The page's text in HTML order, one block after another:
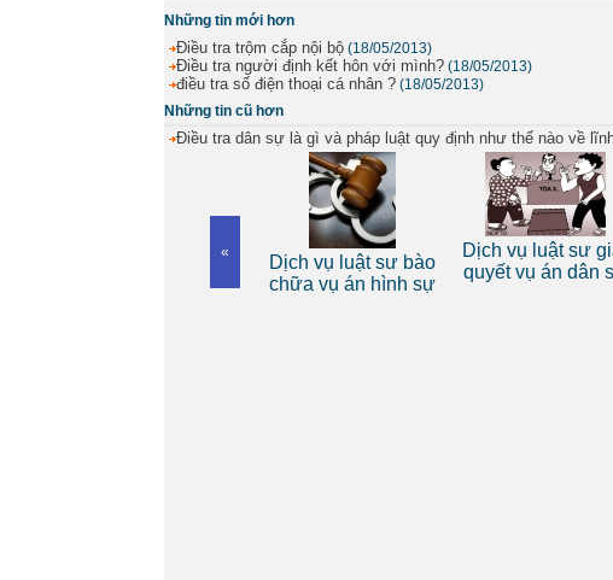
Những tin mới hơn
Điều tra trộm cắp nội bộ (18/05/2013)
Điều tra người định kết hôn với mình? (18/05/2013)
điều tra số điện thoại cá nhân ? (18/05/2013)
Những tin cũ hơn
Điều tra dân sự là gì và pháp luật quy định như thế nào về
«
Dịch vụ luật sư riêng
Dịch vụ luật sư bào
chữa vụ án hình sự
Dịch vụ luật sư
quyết vụ án dân